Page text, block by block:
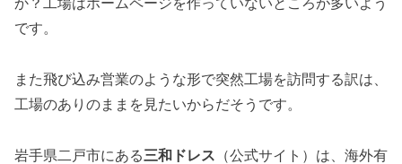
か？工場はホームページを作っていないところが多いよう
です。
また飛び込み営業のような形で突然工場を訪問する訳は、
工場のありのままを見たいからだそうです。
岩手県二戸市にある三和ドレス （公式サイト）は、海外有